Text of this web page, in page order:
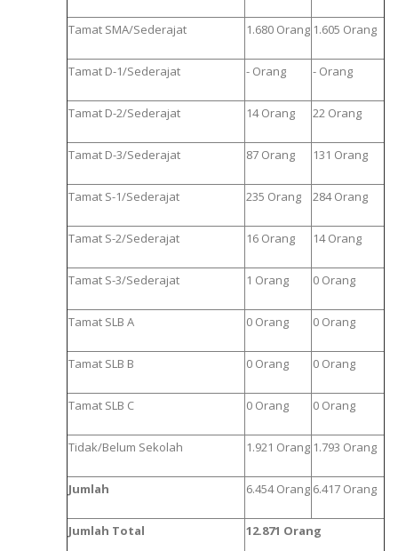
Tamat SMA/Sederajat 1.680 Orang 1.605 Orang
Tamat D-1/Sederajat - Orang - Orang
Tamat D-2/Sederajat 14 Orang 22 Orang
Tamat D-3/Sederajat 87 Orang 131 Orang
Tamat S-1/Sederajat 235 Orang 284 Orang
Tamat S-2/Sederajat 16 Orang 14 Orang
Tamat S-3/Sederajat 1 Orang 0 Orang
Tamat SLB A 0 Orang 0 Orang
Tamat SLB B 0 Orang 0 Orang
Tamat SLB C 0 Orang 0 Orang
Tidak/Belum Sekolah 1.921 Orang 1.793 Orang
Jumlah 6.454 Orang 6.417 Orang
Jumlah Total 12.871 Orang